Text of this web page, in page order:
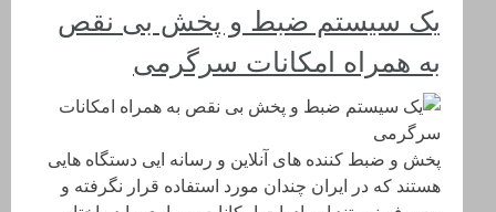
یک سیستم ضبط و پخش بی نقص
به همراه امکانات سرگرمی
پخش و ضبط کننده های آنلاین و رسانه ایی دستگاه هایی
هستند که در ایران چندان مورد استفاده قرار نگرفته و